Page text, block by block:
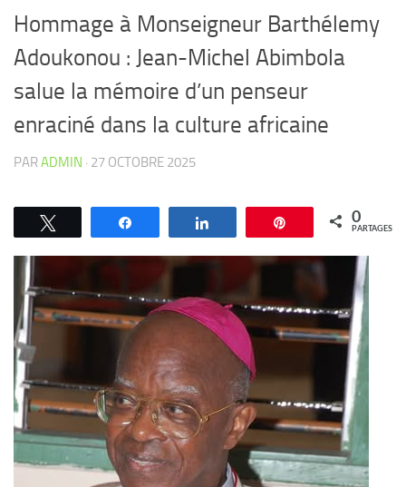
Hommage à Monseigneur Barthélemy
Adoukonou : Jean-Michel Abimbola
salue la mémoire d’un penseur
enraciné dans la culture africaine
PARADMIN · 27 OCTOBRE 2025
Épingle 0
PARTAGES